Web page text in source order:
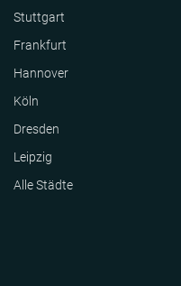
Stuttgart
Frankfurt
Hannover
Köln
Dresden
Leipzig
Alle Städte